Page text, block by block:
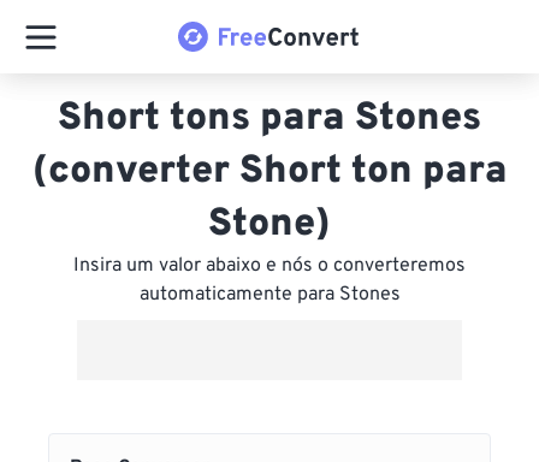
Short tons para Stones
(converter Short ton para
Stone)
Insira um valor abaixo e nós o converteremos
automaticamente para Stones